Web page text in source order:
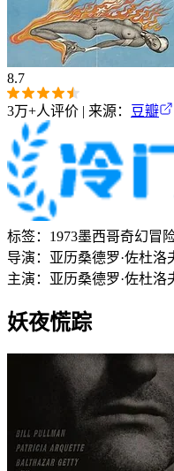
8.7
3万+人评价 | 来源： 豆瓣
标签： 1973墨西哥奇幻冒
导演： 亚历桑德罗·佐杜洛
主演： 亚历桑德罗·佐杜洛
妖夜慌踪